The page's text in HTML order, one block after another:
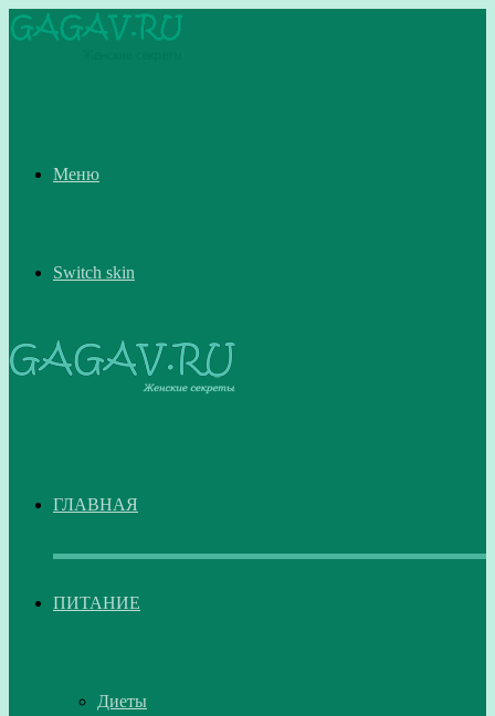
Меню
Switch skin
ГЛАВНАЯ
ПИТАНИЕ
Диеты